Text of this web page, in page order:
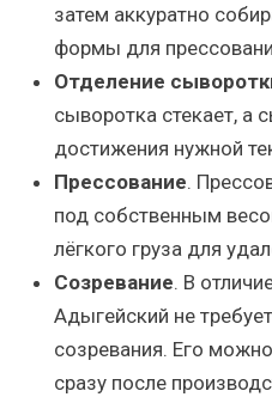
затем аккуратно
формы для
Отделение
сыворотка стекает, а
достижения нужной
Прессование.
под собственным
лёгкого груза для
Созревание. В
Адыгейский не
созревания. Его
сразу после